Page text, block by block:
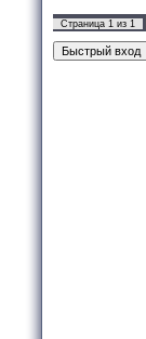
Страница 1 из 1